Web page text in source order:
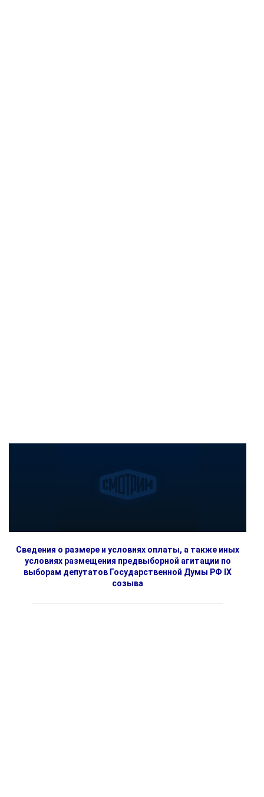
Сведения о размере и условиях оплаты, а также иных
условиях размещения предвыборной агитации по
выборам депутатов Государственной Думы РФ IX
созыва